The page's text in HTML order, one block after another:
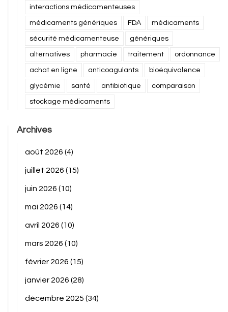
interactions médicamenteuses
médicaments génériques FDA médicaments
sécurité médicamenteuse génériques
alternatives pharmacie traitement ordonnance
achat en ligne anticoagulants bioéquivalence
glycémie santé antibiotique comparaison
stockage médicaments
Archives
août 2026 (4)
juillet 2026 (15)
juin 2026 (10)
mai 2026 (14)
avril 2026 (10)
mars 2026 (10)
février 2026 (15)
janvier 2026 (28)
décembre 2025 (34)